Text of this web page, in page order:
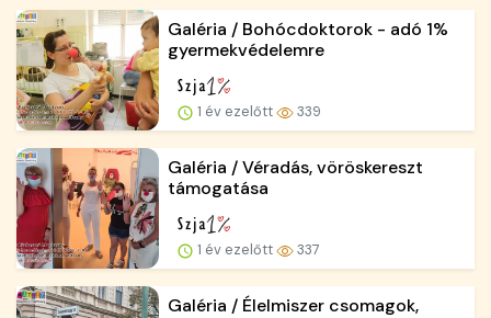
Galéria / Bohócdoktorok - adó 1%
gyermekvédelemre
1 év ezelőtt 339
Galéria / Véradás, vöröskereszt
támogatása
1 év ezelőtt 337
Galéria / Élelmiszer csomagok,